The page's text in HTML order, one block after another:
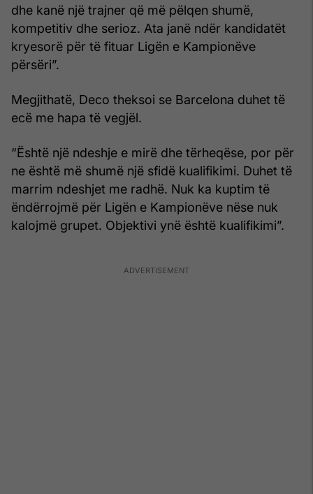
dhe kanë një trajner që më pëlqen shumë,
kompetitiv dhe serioz. Ata janë ndër kandidatët
kryesorë për të fituar Ligën e Kampionëve
përsëri”.
Megjithatë, Deco theksoi se Barcelona duhet të
ecë me hapa të vegjël.
“Është një ndeshje e mirë dhe tërheqëse, por për
ne është më shumë një sfidë kualifikimi. Duhet të
marrim ndeshjet me radhë. Nuk ka kuptim të
ëndërrojmë për Ligën e Kampionëve nëse nuk
kalojmë grupet. Objektivi ynë është kualifikimi”.